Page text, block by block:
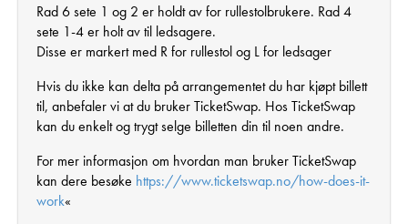
Rad 6 sete 1 og 2 er holdt av for rullestolbrukere. Rad 4
sete 1-4 er holt av til ledsagere.
Disse er markert med R for rullestol og L for ledsager
Hvis du ikke kan delta på arrangementet du har kjøpt billett
til, anbefaler vi at du bruker TicketSwap. Hos TicketSwap
kan du enkelt og trygt selge billetten din til noen andre.
For mer informasjon om hvordan man bruker TicketSwap
kan dere besøke https://www.ticketswap.no/how-does-it-
work«